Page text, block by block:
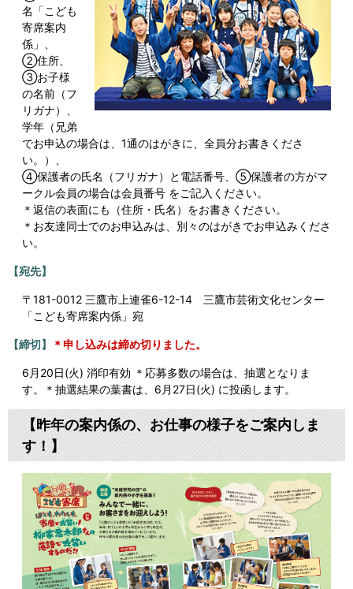
名「こども
寄席案内
係」、
②住所、
③お子様
の名前（フ
リガナ）、
学年（兄弟
でお申込の場合は、1通のはがきに、全員分お書きくださ
い。）、
④保護者の氏名（フリガナ）と電話番号、⑤保護者の方がマ
ークル会員の場合は会員番号 をご記入ください。
＊返信の表面にも（住所・氏名）をお書きください。
＊お友達同士でのお申込みは、別々のはがきでお申込みくださ
い。
【宛先】
〒181-0012 三鷹市上連雀6-12-14 三鷹市芸術文化センター
「こども寄席案内係」宛
【締切】 ＊申し込みは締め切りました。
6月20日(火) 消印有効 ＊応募多数の場合は、抽選となりま
す。＊抽選結果の葉書は、6月27日(火) に投函します。
【昨年の案内係の、お仕事の様子をご案内しま
す！】